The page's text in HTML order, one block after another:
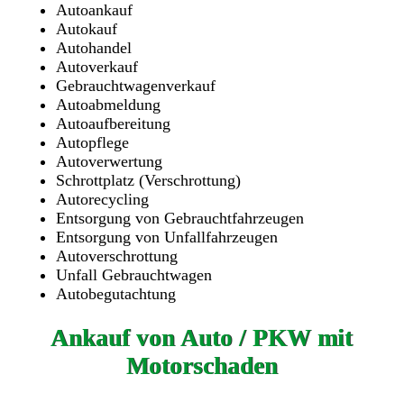
Autoankauf
Autokauf
Autohandel
Autoverkauf
Gebrauchtwagenverkauf
Autoabmeldung
Autoaufbereitung
Autopflege
Autoverwertung
Schrottplatz (Verschrottung)
Autorecycling
Entsorgung von Gebrauchtfahrzeugen
Entsorgung von Unfallfahrzeugen
Autoverschrottung
Unfall Gebrauchtwagen
Autobegutachtung
Ankauf von Auto / PKW mit
Motorschaden